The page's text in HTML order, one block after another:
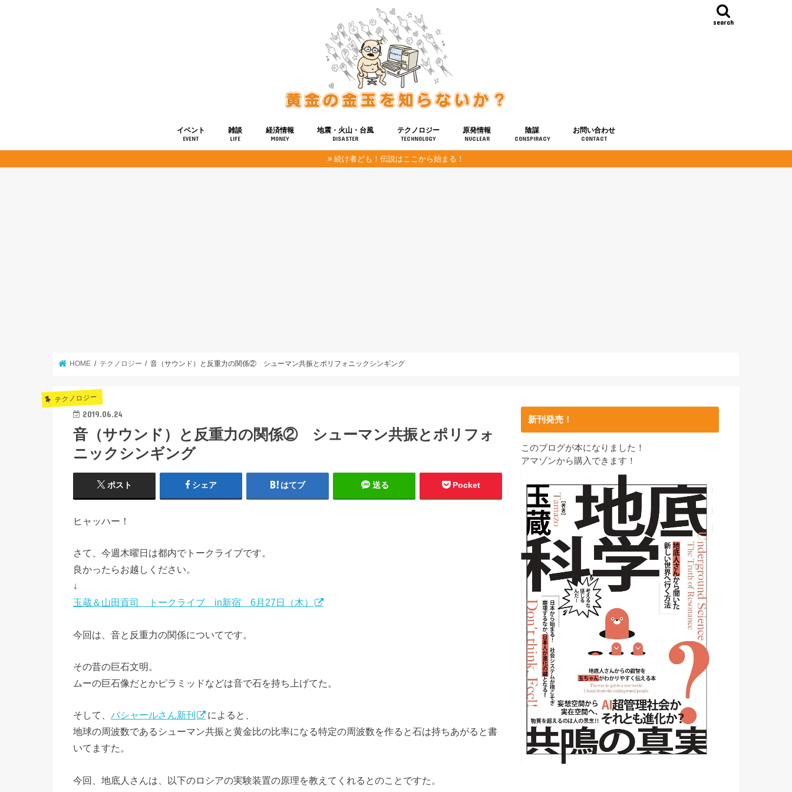
search
イベント
EVENT
雑談
LIFE
経済情報
MONEY
地震・火山・台風
DISASTER
テクノロジー
TECHNOLOGY
健康
宇宙
原発情報
NUCLEAR
陰謀
CONSPIRACY
お問い合わせ
CONTACT
続け者ども！伝説はここから始まる！
HOME テクノロジー 音（サウンド）と反重力の関係② シューマン共振とポリフォニックシンギング
テクノロジー
2019.06.24
音（サウンド）と反重力の関係② シューマン共振とポリフォ
ニックシンギング
ポスト シェア はてブ 送る Pocket
ヒャッハー！
さて、今週木曜日は都内でトークライブです。
良かったらお越しください。
↓
玉蔵＆山田貢司 トークライブ in新宿 6月27日（木）
今回は、音と反重力の関係についてです。
その昔の巨石文明。
ムーの巨石像だとかピラミッドなどは音で石を持ち上げてた。
そして、 バシャールさん新刊
によると、
地球の周波数であるシューマン共振と黄金比の比率になる特定の周波数を作ると石は持ちあがると書
いてますた。
今回、地底人さんは、以下のロシアの実験装置の原理を教えてくれるとのことですた。
新刊発売！
このブログが本になりました！
アマゾンから購入できます！